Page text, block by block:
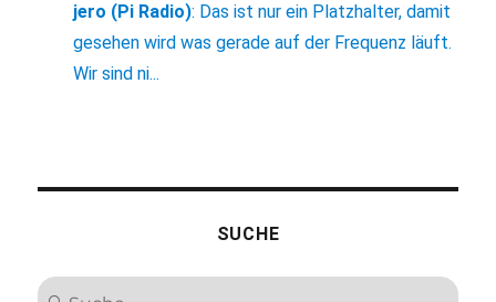
jero (Pi Radio): Das ist nur ein Platzhalter, damit
gesehen wird was gerade auf der Frequenz läuft.
Wir sind ni...
SUCHE